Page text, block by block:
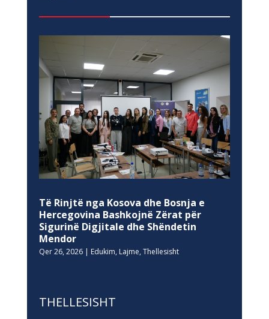
Të Rinjtë nga Kosova dhe Bosnja e
Hercegovina Bashkojnë Zërat për
Sigurinë Digjitale dhe Shëndetin
Mendor
Qer 26, 2026| Edukim, Lajme, Thellesisht
THELLESISHT